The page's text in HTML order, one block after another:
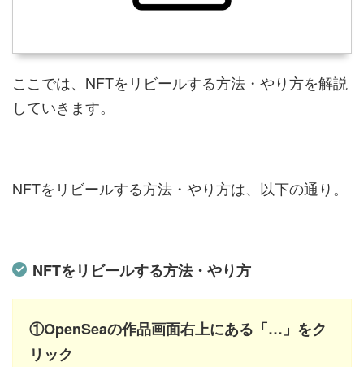
ここでは、NFTをリビールする方法・やり方を解説
していきます。
NFTをリビールする方法・やり方は、以下の通り。
NFTをリビールする方法・やり方
①OpenSeaの作品画面右上にある「…」をク
リック